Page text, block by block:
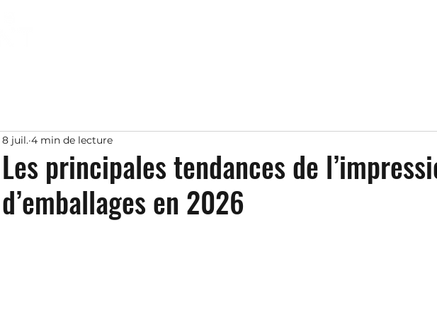
Les principales tendances de
d’emballages en 2026
8 juil. 4 min de lecture